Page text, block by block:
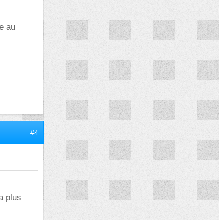
au
#4
plus